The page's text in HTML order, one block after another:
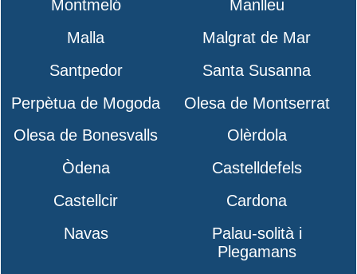
Montmeló
Manlleu
Malla
Malgrat de Mar
Santpedor
Santa Susanna
Perpètua de Mogoda
Olesa de Montserrat
Olesa de Bonesvalls
Olèrdola
Òdena
Castelldefels
Castellcir
Cardona
Navas
Palau-solità i
Plegamans